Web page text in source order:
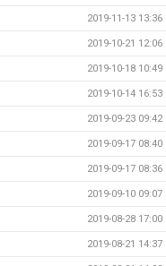
2019-11-13 13:36
2019-10-21 12:06
2019-10-18 10:49
2019-10-14 16:53
2019-09-23 09:42
2019-09-17 08:40
2019-09-17 08:36
2019-09-10 09:07
2019-08-28 17:00
2019-08-21 14:37